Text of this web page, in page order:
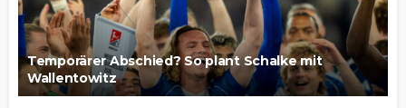
Temporärer Abschied? So plant Schalke mit
Wallentowitz